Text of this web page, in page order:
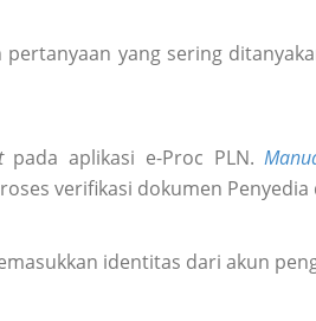
yang sering
pada aplikasi e-Proc PLN.
verifikasi dokumen Penyedia
identitas dari akun